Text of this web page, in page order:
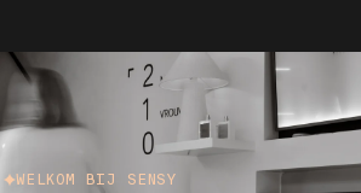
WELKOM BIJ SENSY